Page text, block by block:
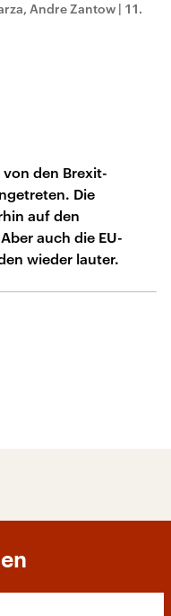
Andre Zantow | 11.
den Brexit-
Die
auf den
auch die EU-
wieder lauter.